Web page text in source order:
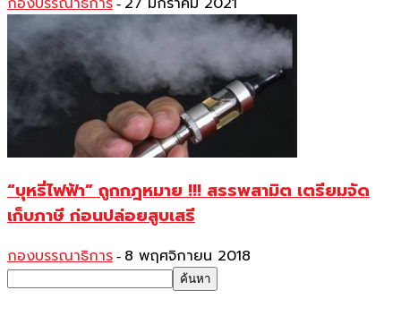
-
“บุหรี่ไฟฟ้า” ถูกกฎหมาย !!! สรรพสามิต เตรียมจัด
เก็บภาษี ก่อนปล่อยสูบเสรี
กองบรรณาธิการ - 8 พฤศจิกายน 2018